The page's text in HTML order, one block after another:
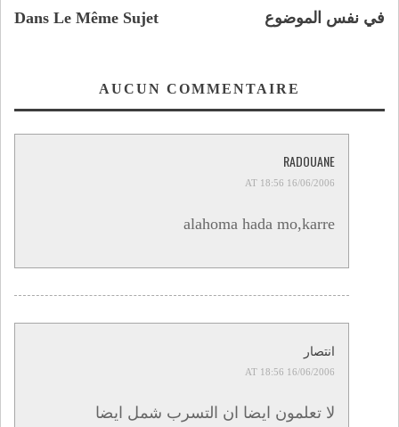
Dans Le Même Sujet في نفس الموضوع
AUCUN COMMENTAIRE
RADOUANE
16/06/2006 AT 18:56
alahoma hada mo,karre
انتصار
16/06/2006 AT 18:56
لا تعلمون ايضا ان التسرب شمل ايضا